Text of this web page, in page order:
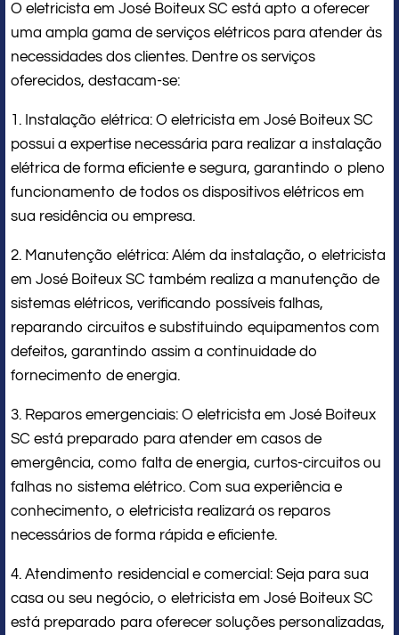
O eletricista em José Boiteux SC está apto a oferecer
uma ampla gama de serviços elétricos para atender às
necessidades dos clientes. Dentre os serviços
oferecidos, destacam-se:
1. Instalação elétrica: O eletricista em José Boiteux SC
possui a expertise necessária para realizar a instalação
elétrica de forma eficiente e segura, garantindo o pleno
funcionamento de todos os dispositivos elétricos em
sua residência ou empresa.
2. Manutenção elétrica: Além da instalação, o eletricista
em José Boiteux SC também realiza a manutenção de
sistemas elétricos, verificando possíveis falhas,
reparando circuitos e substituindo equipamentos com
defeitos, garantindo assim a continuidade do
fornecimento de energia.
3. Reparos emergenciais: O eletricista em José Boiteux
SC está preparado para atender em casos de
emergência, como falta de energia, curtos-circuitos ou
falhas no sistema elétrico. Com sua experiência e
conhecimento, o eletricista realizará os reparos
necessários de forma rápida e eficiente.
4. Atendimento residencial e comercial: Seja para sua
casa ou seu negócio, o eletricista em José Boiteux SC
está preparado para oferecer soluções personalizadas,